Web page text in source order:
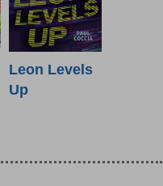
Leon Levels
Up